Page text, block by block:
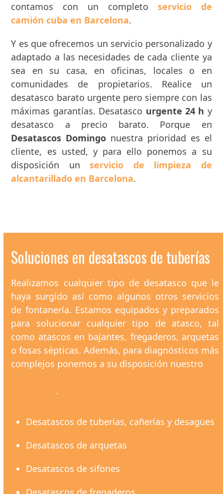
contamos con un completo servicio de
camión cuba en Barcelona.
Y es que ofrecemos un servicio personalizado y
adaptado a las necesidades de cada cliente ya
sea en su casa, en oficinas, locales o en
comunidades de propietarios. Realice un
desatasco barato urgente pero siempre con las
máximas garantías. Desatasco urgente 24 h y
desatasco a precio barato. Porque en
Desatascos Domingo nuestra prioridad es el
cliente, es usted, y para ello ponemos a su
disposición unservicio de limpieza de
alcantarillado en Barcelona.
Soluciones en desatascos de tuberías
Realizamos cualquier tipo de desatasco que le
haya surgido así como algunos otros servicios
de fontanería. Estamos equipados y preparados
para solucionar cualquier tipo de atasco, tal
como atascos en bajantes, fregaderos, arquetas
o fosas sépticas. Además, para diagnósticos más
complejos ponemos a su disposición nuestro
.
Desatascos de tuberías, cañerías y desagües
Desatascos de arquetas
Desatascos de sifones